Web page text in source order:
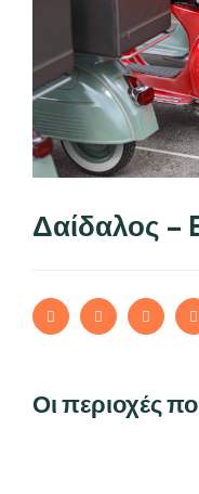
Δαίδαλος –
Οι περιοχές